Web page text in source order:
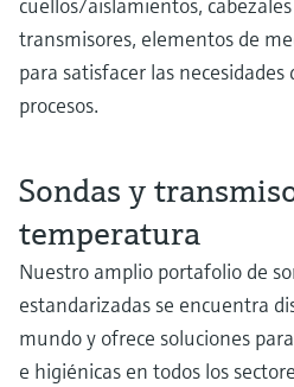
cuellos/aislamientos,
transmisores, elementos de
para satisfacer las
procesos.
Sondas y
temperatura
Nuestro amplio portafolio de
estandarizadas se encuentra
mundo y ofrece soluciones
e higiénicas en todos los